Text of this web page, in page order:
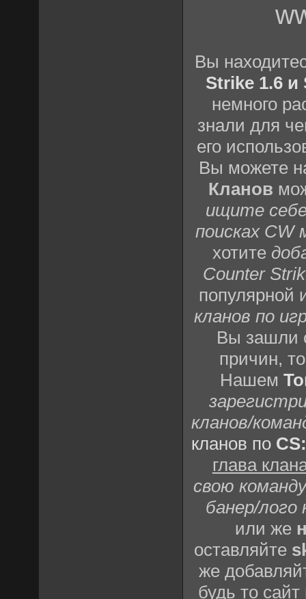
Вы
Strike 1.6 и
немного
знали для
его
Вы можете
Кланов
ищите
поисках CW
хотите
Counter
кланов по
Вы зашли
причин,
Нашем
кланов/
кланов по
глава
свою
банер/лого
или же
оставляйте
же
будь то сайт